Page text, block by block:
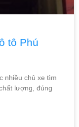
tô Phú
nhiều chủ xe tìm
lượng, đúng